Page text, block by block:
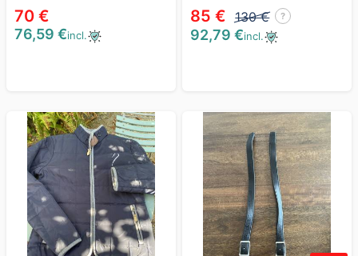
70 €
76,59 €incl.
85 € 130 € ?
92,79 €incl.